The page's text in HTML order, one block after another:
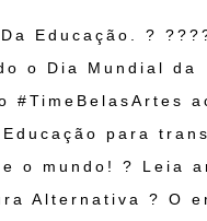
Educação. ?
o Dia Mundial da
#TimeBelasArtes
para
o mundo! ? Leia
Alternativa ? O